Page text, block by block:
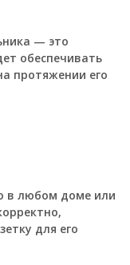
— это
обеспечивать
протяжении его
в любом доме или
для его